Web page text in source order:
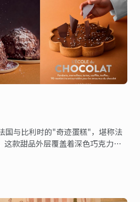
国与比利时的"奇迹蛋糕"，堪称法
这款甜品外层覆盖着深色巧克力刨